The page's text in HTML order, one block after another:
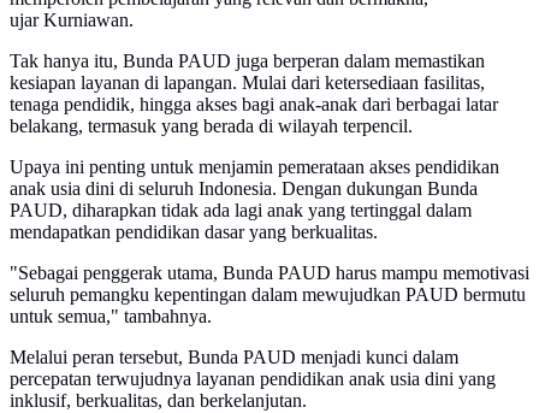
ujar Kurniawan.
Tak hanya itu, Bunda PAUD juga berperan dalam memastikan
kesiapan layanan di lapangan. Mulai dari ketersediaan fasilitas,
tenaga pendidik, hingga akses bagi anak-anak dari berbagai latar
belakang, termasuk yang berada di wilayah terpencil.
Upaya ini penting untuk menjamin pemerataan akses pendidikan
anak usia dini di seluruh Indonesia. Dengan dukungan Bunda
PAUD, diharapkan tidak ada lagi anak yang tertinggal dalam
mendapatkan pendidikan dasar yang berkualitas.
"Sebagai penggerak utama, Bunda PAUD harus mampu memotivasi
seluruh pemangku kepentingan dalam mewujudkan PAUD bermutu
untuk semua," tambahnya.
Melalui peran tersebut, Bunda PAUD menjadi kunci dalam
percepatan terwujudnya layanan pendidikan anak usia dini yang
inklusif, berkualitas, dan berkelanjutan.